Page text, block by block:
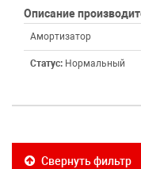
Описание
Амортизатор
Статус: Нормальный
Свернуть фильтр